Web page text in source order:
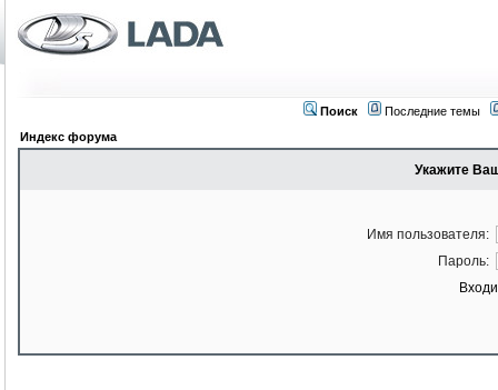
Поиск
Последние темы
Индекс форума
Укажите
Имя пользователя:
Пароль: